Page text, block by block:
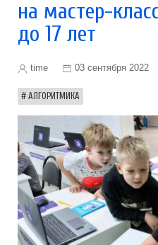
на мастер-
до 17 лет
time 03 сентября 2022
АЛГОРИТМИКА